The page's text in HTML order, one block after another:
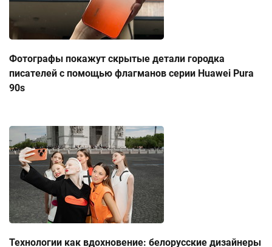
Фотографы покажут скрытые детали городка
писателей с помощью флагманов серии Huawei Pura
90s
Технологии как вдохновение: белорусские дизайнеры